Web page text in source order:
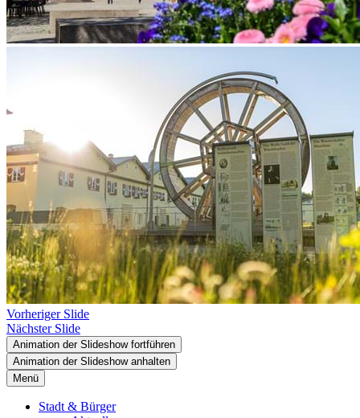
Vorheriger Slide
Nächster Slide
Animation der Slideshow fortführen
Animation der Slideshow anhalten
Menü
Stadt & Bürger